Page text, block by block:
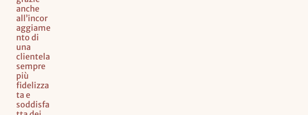
anche
all’incor
aggiame
nto di
una
clientela
sempre
più
fidelizza
ta e
soddisfa